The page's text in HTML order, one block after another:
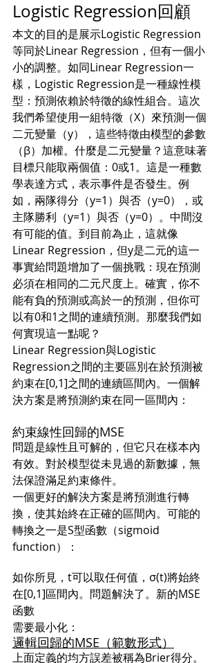
Logistic Regression回顧
本文的目的是展示Logistic Regression
等同於Linear Regression，但有一個小
小的調整。如同Linear Regression一
樣，Logistic Regression是一種線性模
型：預測依賴於特徵的線性組合。這次
我們希望使用一組特徵（X）來預測一個
二元變量（y），這些特徵由模型的參數
（β）加權。什麼是二元變量？這意味著
目標只能取兩個值：0或1。這是一種數
學表達方式，表示事件是否發生。例
如，兩隊得分（y=1）與否（y=0），或
主隊勝利（y=1）與否（y=0）。中間沒
有可能的值。到目前為止，這就像
Linear Regression，但y是二元的這一
事實給問題增加了一個挑戰：現在預測
必須在相同的二元尺度上。確實，你不
能有負的預測或高於一的預測，但你可
以有0和1之間的連續預測。那麼我們如
何實現這一點呢？
Linear Regression與Logistic
Regression之間的主要區別在於預測被
約束在[0,1]之間的連續區間內。一個解
決方案是將預測約束在同一區間內：
約束線性回歸的MSE
問題是線性且可解的，但它只在樣本內
有效。對於模型從未見過的新數據，無
法保證滿足約束條件。
一個更好的解決方案是將預測進行轉
換，使其始終在正確的區間內。可能的
轉換之一是S型函數（sigmoid
function）：
如你所見，t可以取任何值，σ(t)將始終
在[0,1]區間內。問題解決了。新的MSE
函數
需要最小化：
邏輯回歸的MSE（範數形式）
上面定義的均方誤差被稱為Brier得分。